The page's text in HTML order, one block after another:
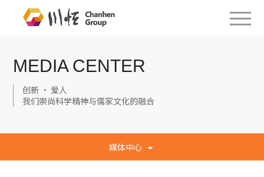
MEDIA CENTER
创新 · 爱人
我们崇尚科学精神与儒家文化的融合
媒体中心